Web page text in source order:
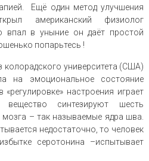
Ещё один метод улучшения
американский физиолог
впал в уныние он даёт простой
попарьтесь !
колорадского университета (США)
на эмоциональное состояние
настроения играет
синтезируют шесть
– так называемые ядра шва.
недостаточно, то человек
серотонина –испытывает